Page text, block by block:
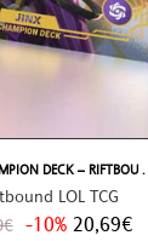
DECK – RIFTBOU .
LOL TCG
-10% 20,69€